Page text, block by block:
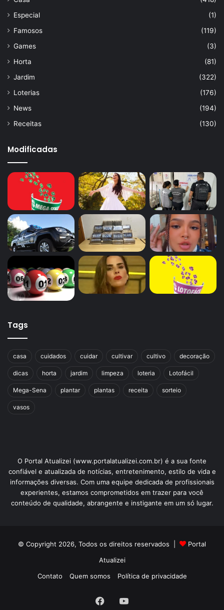
Especial
(1)
Famosos
(119)
Games
(3)
Horta
(81)
Jardim
(322)
Loterias
(176)
News
(194)
Receitas
(130)
Modificadas
Tags
casa cuidados cuidar cultivar cultivo decoração
dicas horta jardim limpeza loteria Lotofácil
Mega-Sena plantar plantas receita sorteio
vasos
O Portal Atualizei (www.portalatualizei.com.br) é a sua fonte
confiável e atualizada de notícias, entretenimento, estilo de vida e
informações diversas. Com uma equipe dedicada de profissionais
experientes, estamos comprometidos em trazer para você
conteúdo de qualidade, abrangente e instigante em um só lugar.
© Copyright 2026, Todos os direitos reservados |
Portal
Atualizei
Contato
Quem somos Política de privacidade
FacebookYouTube